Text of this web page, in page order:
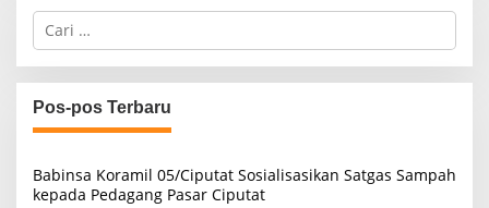
C
i
u
n
t
k
:
Pos-pos Terbaru
Babinsa Koramil 05/Ciputat Sosialisasikan Satgas Sampah
kepada Pedagang Pasar Ciputat